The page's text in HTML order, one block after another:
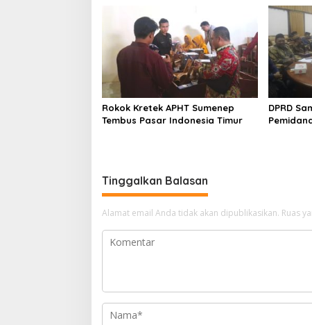
Rokok Kretek APHT Sumenep
Tembus Pasar Indonesia Timur
DPRD
Tinggalkan Balasan
Alamat email Anda tidak akan dipublikasikan. Ruas